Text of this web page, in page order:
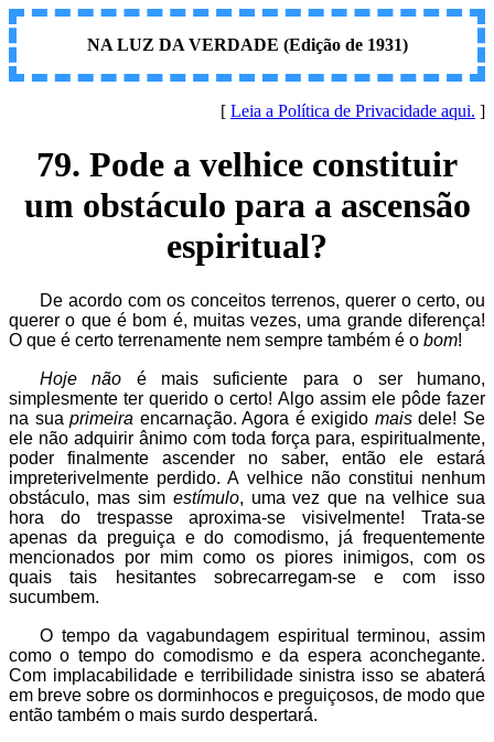
NA LUZ DA VERDADE (Edição de 1931)
[ Leia a Política de Privacidade aqui. ]
79. Pode a velhice constituir
um obstáculo para a ascensão
espiritual?
De acordo com os conceitos terrenos, querer o certo, ou
querer o que é bom é, muitas vezes, uma grande diferença!
O que é certo terrenamente nem sempre também é o bom!
Hoje não é mais suficiente para o ser humano,
simplesmente ter querido o certo! Algo assim ele pôde fazer
na suaprimeira encarnação. Agora é exigido maisdele! Se
ele não adquirir ânimo com toda força para, espiritualmente,
poder finalmente ascender no saber, então ele estará
impreterivelmente perdido. A velhice não constitui nenhum
obstáculo, mas sim estímulo, uma vez que na velhice sua
hora do trespasse aproxima-se visivelmente! Trata-se
apenas da preguiça e do comodismo, já frequentemente
mencionados por mim como os piores inimigos, com os
quais tais hesitantes sobrecarregam-se e com isso
sucumbem.
O tempo da vagabundagem espiritual terminou, assim
como o tempo do comodismo e da espera aconchegante.
Com implacabilidade e terribilidade sinistra isso se abaterá
em breve sobre os dorminhocos e preguiçosos, de modo que
então também o mais surdo despertará.